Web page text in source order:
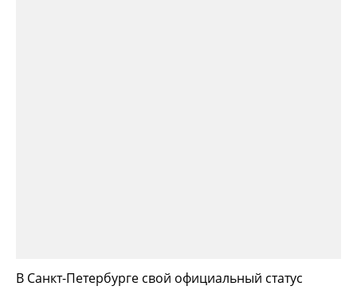
В Санкт-Петербурге свой официальный статус